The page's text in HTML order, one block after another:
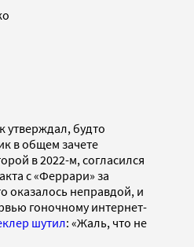
утверждал, будто
в общем зачете
в 2022-м, согласился
с «Феррари» за
оказалось неправдой, и
гоночному интернет-
шутил: «Жаль, что не